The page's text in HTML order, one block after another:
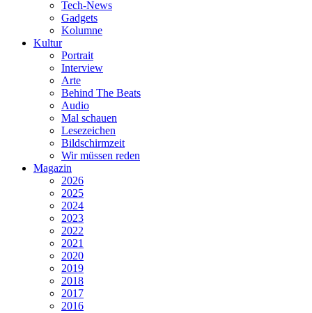
Tech-News
Gadgets
Kolumne
Kultur
Portrait
Interview
Arte
Behind The Beats
Audio
Mal schauen
Lesezeichen
Bildschirmzeit
Wir müssen reden
Magazin
2026
2025
2024
2023
2022
2021
2020
2019
2018
2017
2016